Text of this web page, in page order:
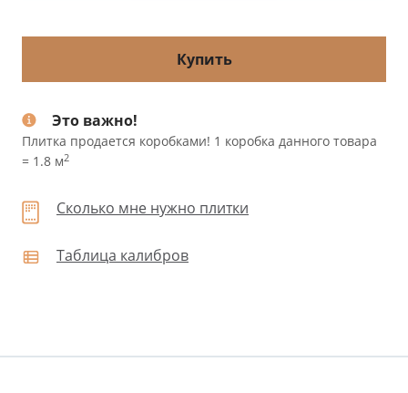
Купить
Это важно!
Плитка продается коробками! 1 коробка данного товара
= 1.8 м2
Сколько мне нужно плитки
Таблица калибров